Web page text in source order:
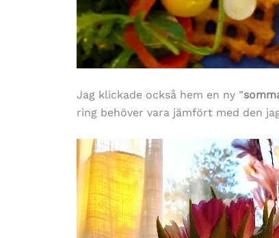
Jag klickade också hem en ny ”
ring behöver vara jämfört med den